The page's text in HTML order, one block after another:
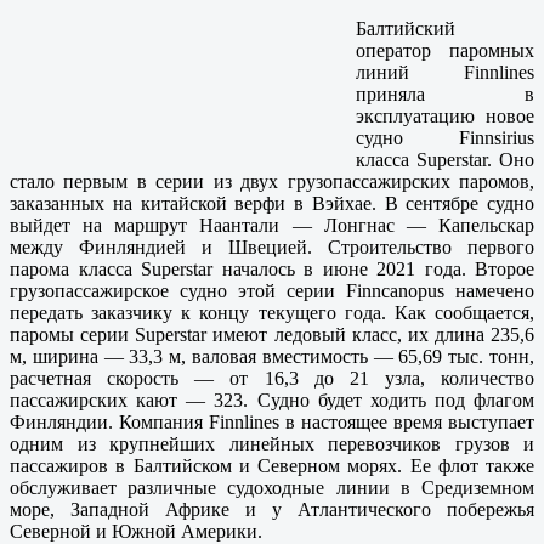
Балтийский
оператор паромных
линий Finnlines
приняла в
эксплуатацию новое
судно Finnsirius
класса Superstar. Оно
стало первым в серии из двух грузопассажирских паромов,
заказанных на китайской верфи в Вэйхае. В сентябре судно
выйдет на маршрут Наантали — Лонгнас — Капельскар
между Финляндией и Швецией. Строительство первого
парома класса Superstar началось в июне 2021 года. Второе
грузопассажирское судно этой серии Finncanopus намечено
передать заказчику к концу текущего года. Как сообщается,
паромы серии Superstar имеют ледовый класс, их длина 235,6
м, ширина — 33,3 м, валовая вместимость — 65,69 тыс. тонн,
расчетная скорость — от 16,3 до 21 узла, количество
пассажирских кают — 323. Судно будет ходить под флагом
Финляндии. Компания Finnlines в настоящее время выступает
одним из крупнейших линейных перевозчиков грузов и
пассажиров в Балтийском и Северном морях. Ее флот также
обслуживает различные судоходные линии в Средиземном
море, Западной Африке и у Атлантического побережья
Северной и Южной Америки.